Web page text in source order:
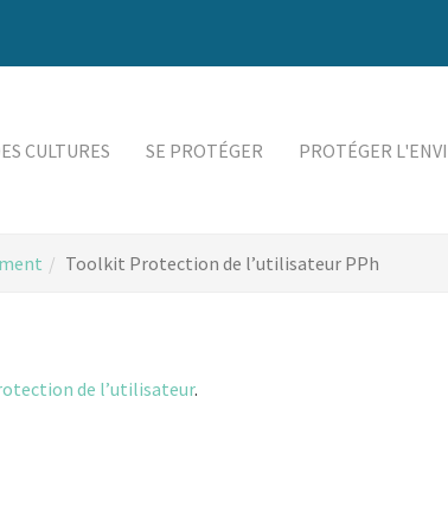
CULTURES SE PROTÉGER PROTÉGER
Toolkit Protection de l’utilisateur PPh
de l’utilisateur.